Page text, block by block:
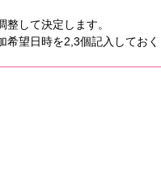
して決定します。
望日時を2,3個記入しておく